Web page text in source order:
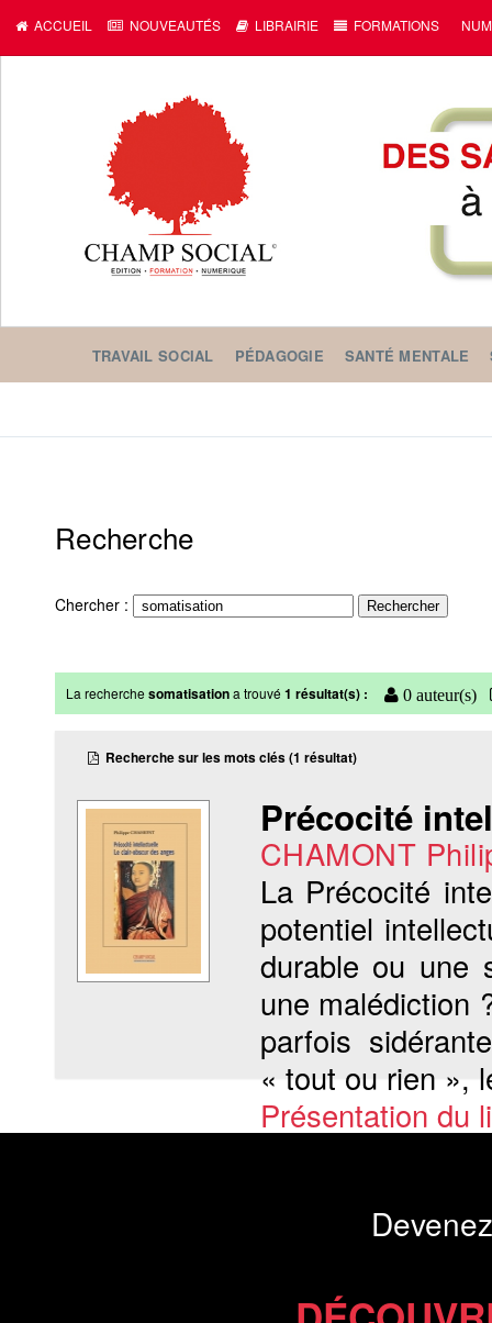
ACCUEIL NOUVEAUTÉS LIBRAIRIE FORMATIONS
TRAVAIL SOCIAL PÉDAGOGIE SANTÉ MENTALE
Recherche
Chercher :
La recherchesomatisationa trouvé1 résultat(s) : 0 auteur(s)
Recherche sur les mots clés (1 résultat)
Précocité
CHAMONT
La Précocité
potentiel
durable ou une
une malédiction
parfois
« tout ou rien »,
Présentation du